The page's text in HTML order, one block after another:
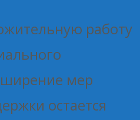
работу
мер
остается